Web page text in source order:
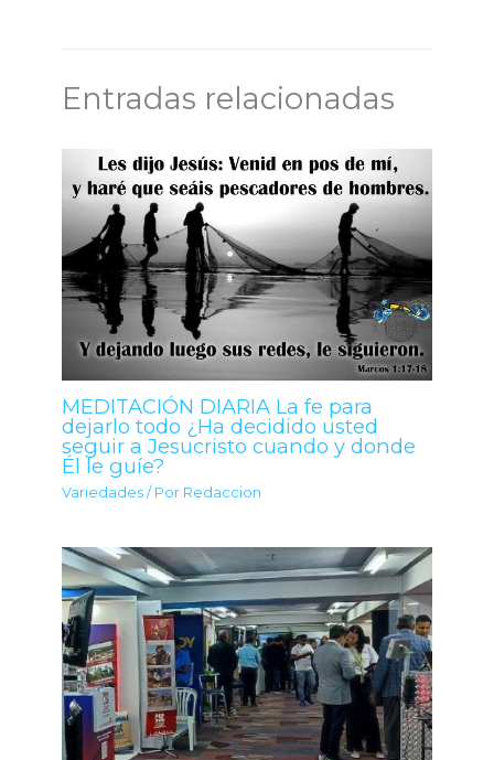
Entradas relacionadas
MEDITACIÓN DIARIA La fe para
dejarlo todo ¿Ha decidido usted
seguir a Jesucristo cuando y donde
Él le guíe?
Variedades / Por Redaccion